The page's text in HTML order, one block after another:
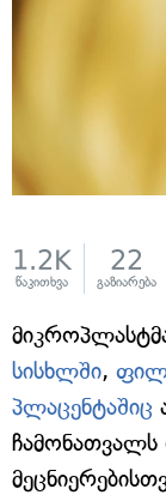
1.2K
წაკითხვა
22
გაზიარება
სისხლში,
პლაცენტაშიც
ჩამონათვალს